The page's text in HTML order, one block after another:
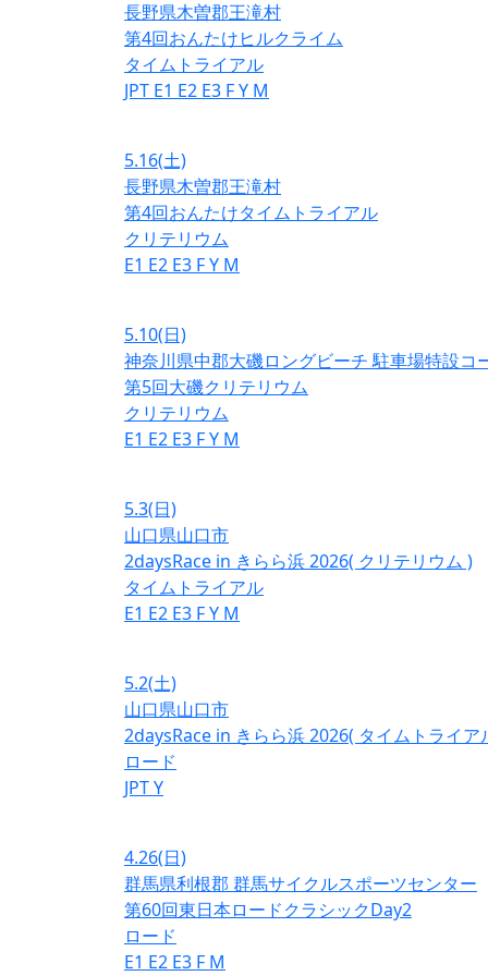
長野県木曽郡王滝村
第4回おんたけヒルクライム
タイムトライアル
JPT E1 E2 E3 FY M
5.16(土)
長野県木曽郡王滝村
第4回おんたけタイムトライアル
クリテリウム
E1 E2 E3 FY M
5.10(日)
神奈川県中郡大磯ロングビーチ 駐車場特設コ
第5回大磯クリテリウム
クリテリウム
E1 E2 E3 FY M
5.3(日)
山口県山口市
2daysRace in きらら浜 2026( クリテリウム )
タイムトライアル
E1 E2 E3 FY M
5.2(土)
山口県山口市
2daysRace in きらら浜 2026( タイムトライア
ロード
JPTY
4.26(日)
群馬県利根郡 群馬サイクルスポーツセンター
第60回東日本ロードクラシックDay2
ロード
E1 E2 E3 F M